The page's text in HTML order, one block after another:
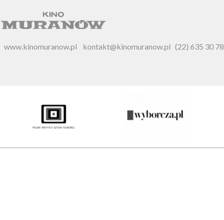
www.kinomuranow.pl kontakt@kinomuranow.pl (22) 635 30 78